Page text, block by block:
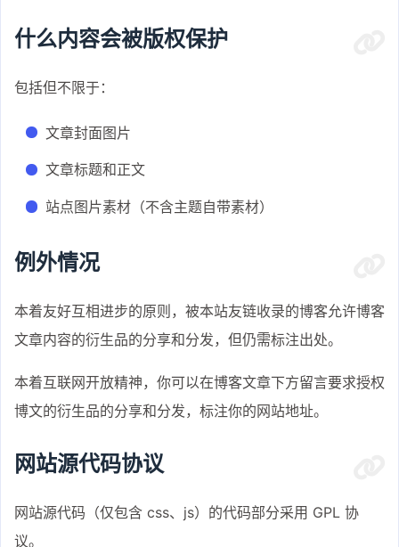
什么内容会被版权保护
包括但不限于：
文章封面图片
文章标题和正文
站点图片素材（不含主题自带素材）
例外情况
本着友好互相进步的原则，被本站友链收录的博客允许博客
文章内容的衍生品的分享和分发，但仍需标注出处。
本着互联网开放精神，你可以在博客文章下方留言要求授权
博文的衍生品的分享和分发，标注你的网站地址。
网站源代码协议
网站源代码（仅包含 css、js）的代码部分采用 GPL 协
议。